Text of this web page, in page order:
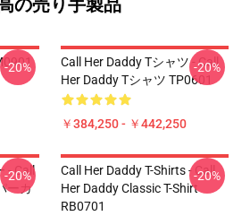
の売り手製品
-20%
Call Her Daddy Tシャツ - Call
Her Daddy Tシャツ TP0601
￥384,250 - ￥442,250
-20%
- Call
ーカ
-20%
Call Her Daddy T-Shirts - Call
Her Daddy Classic T-Shirt
RB0701
-20%